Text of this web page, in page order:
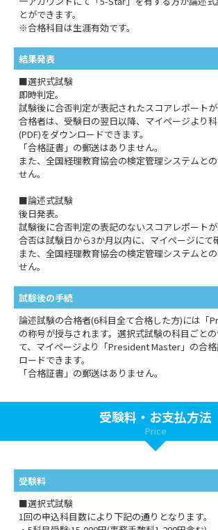
とができます。
※合格科目は生涯有効です。
結果発表
■選択式試験
即時判定。
試験後に合否判定が表記されたスコアレポートが
合格者は、受験日の翌日以降、マイページより
(PDF)をダウンロードできます。
「合格証書」の郵送はありません。
また、全国経理教育協会の検定管理システムと
せん。
■論述式試験
後日発表。
試験後に合否判定の表記のないスコアレポートが
合否は試験日から3か月以内に、マイページにて
また、全国経理教育協会の検定管理システムと
せん。
試験後の手続
論述試験の合格者(6科目全て合格した方)には「
の称号が授与されます。選択式試験の科目ごと
て、マイページより「President Master」の合格
ロードできます。
「合格証書」の郵送はありません。
受験料・お支払方法
Price
受験料
■選択式試験
1回の申込科目数により下記の通りとなります。